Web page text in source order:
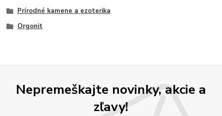
Prírodné kamene a ezoterika
Orgonit
Nepremeškajte novinky, akcie a
zľavy!